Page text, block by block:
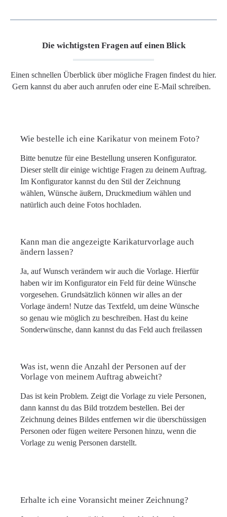
Die wichtigsten Fragen auf einen Blick
Einen schnellen Überblick über mögliche Fragen findest du hier.
Gern kannst du aber auch anrufen oder eine E-Mail schreiben.
Wie bestelle ich eine Karikatur von meinem Foto?
Bitte benutze für eine Bestellung unseren Konfigurator.
Dieser stellt dir einige wichtige Fragen zu deinem Auftrag.
Im Konfigurator kannst du den Stil der Zeichnung
wählen, Wünsche äußern, Druckmedium wählen und
natürlich auch deine Fotos hochladen.
Kann man die angezeigte Karikaturvorlage auch
ändern lassen?
Ja, auf Wunsch verändern wir auch die Vorlage. Hierfür
haben wir im Konfigurator ein Feld für deine Wünsche
vorgesehen. Grundsätzlich können wir alles an der
Vorlage ändern! Nutze das Textfeld, um deine Wünsche
so genau wie möglich zu beschreiben. Hast du keine
Sonderwünsche, dann kannst du das Feld auch freilassen
Was ist, wenn die Anzahl der Personen auf der
Vorlage von meinem Auftrag abweicht?
Das ist kein Problem. Zeigt die Vorlage zu viele Personen,
dann kannst du das Bild trotzdem bestellen. Bei der
Zeichnung deines Bildes entfernen wir die überschüssigen
Personen oder fügen weitere Personen hinzu, wenn die
Vorlage zu wenig Personen darstellt.
Erhalte ich eine Voransicht meiner Zeichnung?